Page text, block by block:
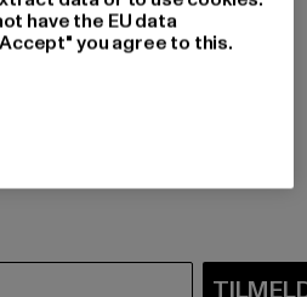
have the EU data
you agree to this.